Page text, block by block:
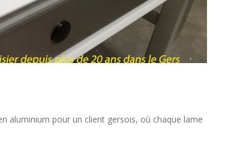
aluminium pour un client gersois, où chaque lame